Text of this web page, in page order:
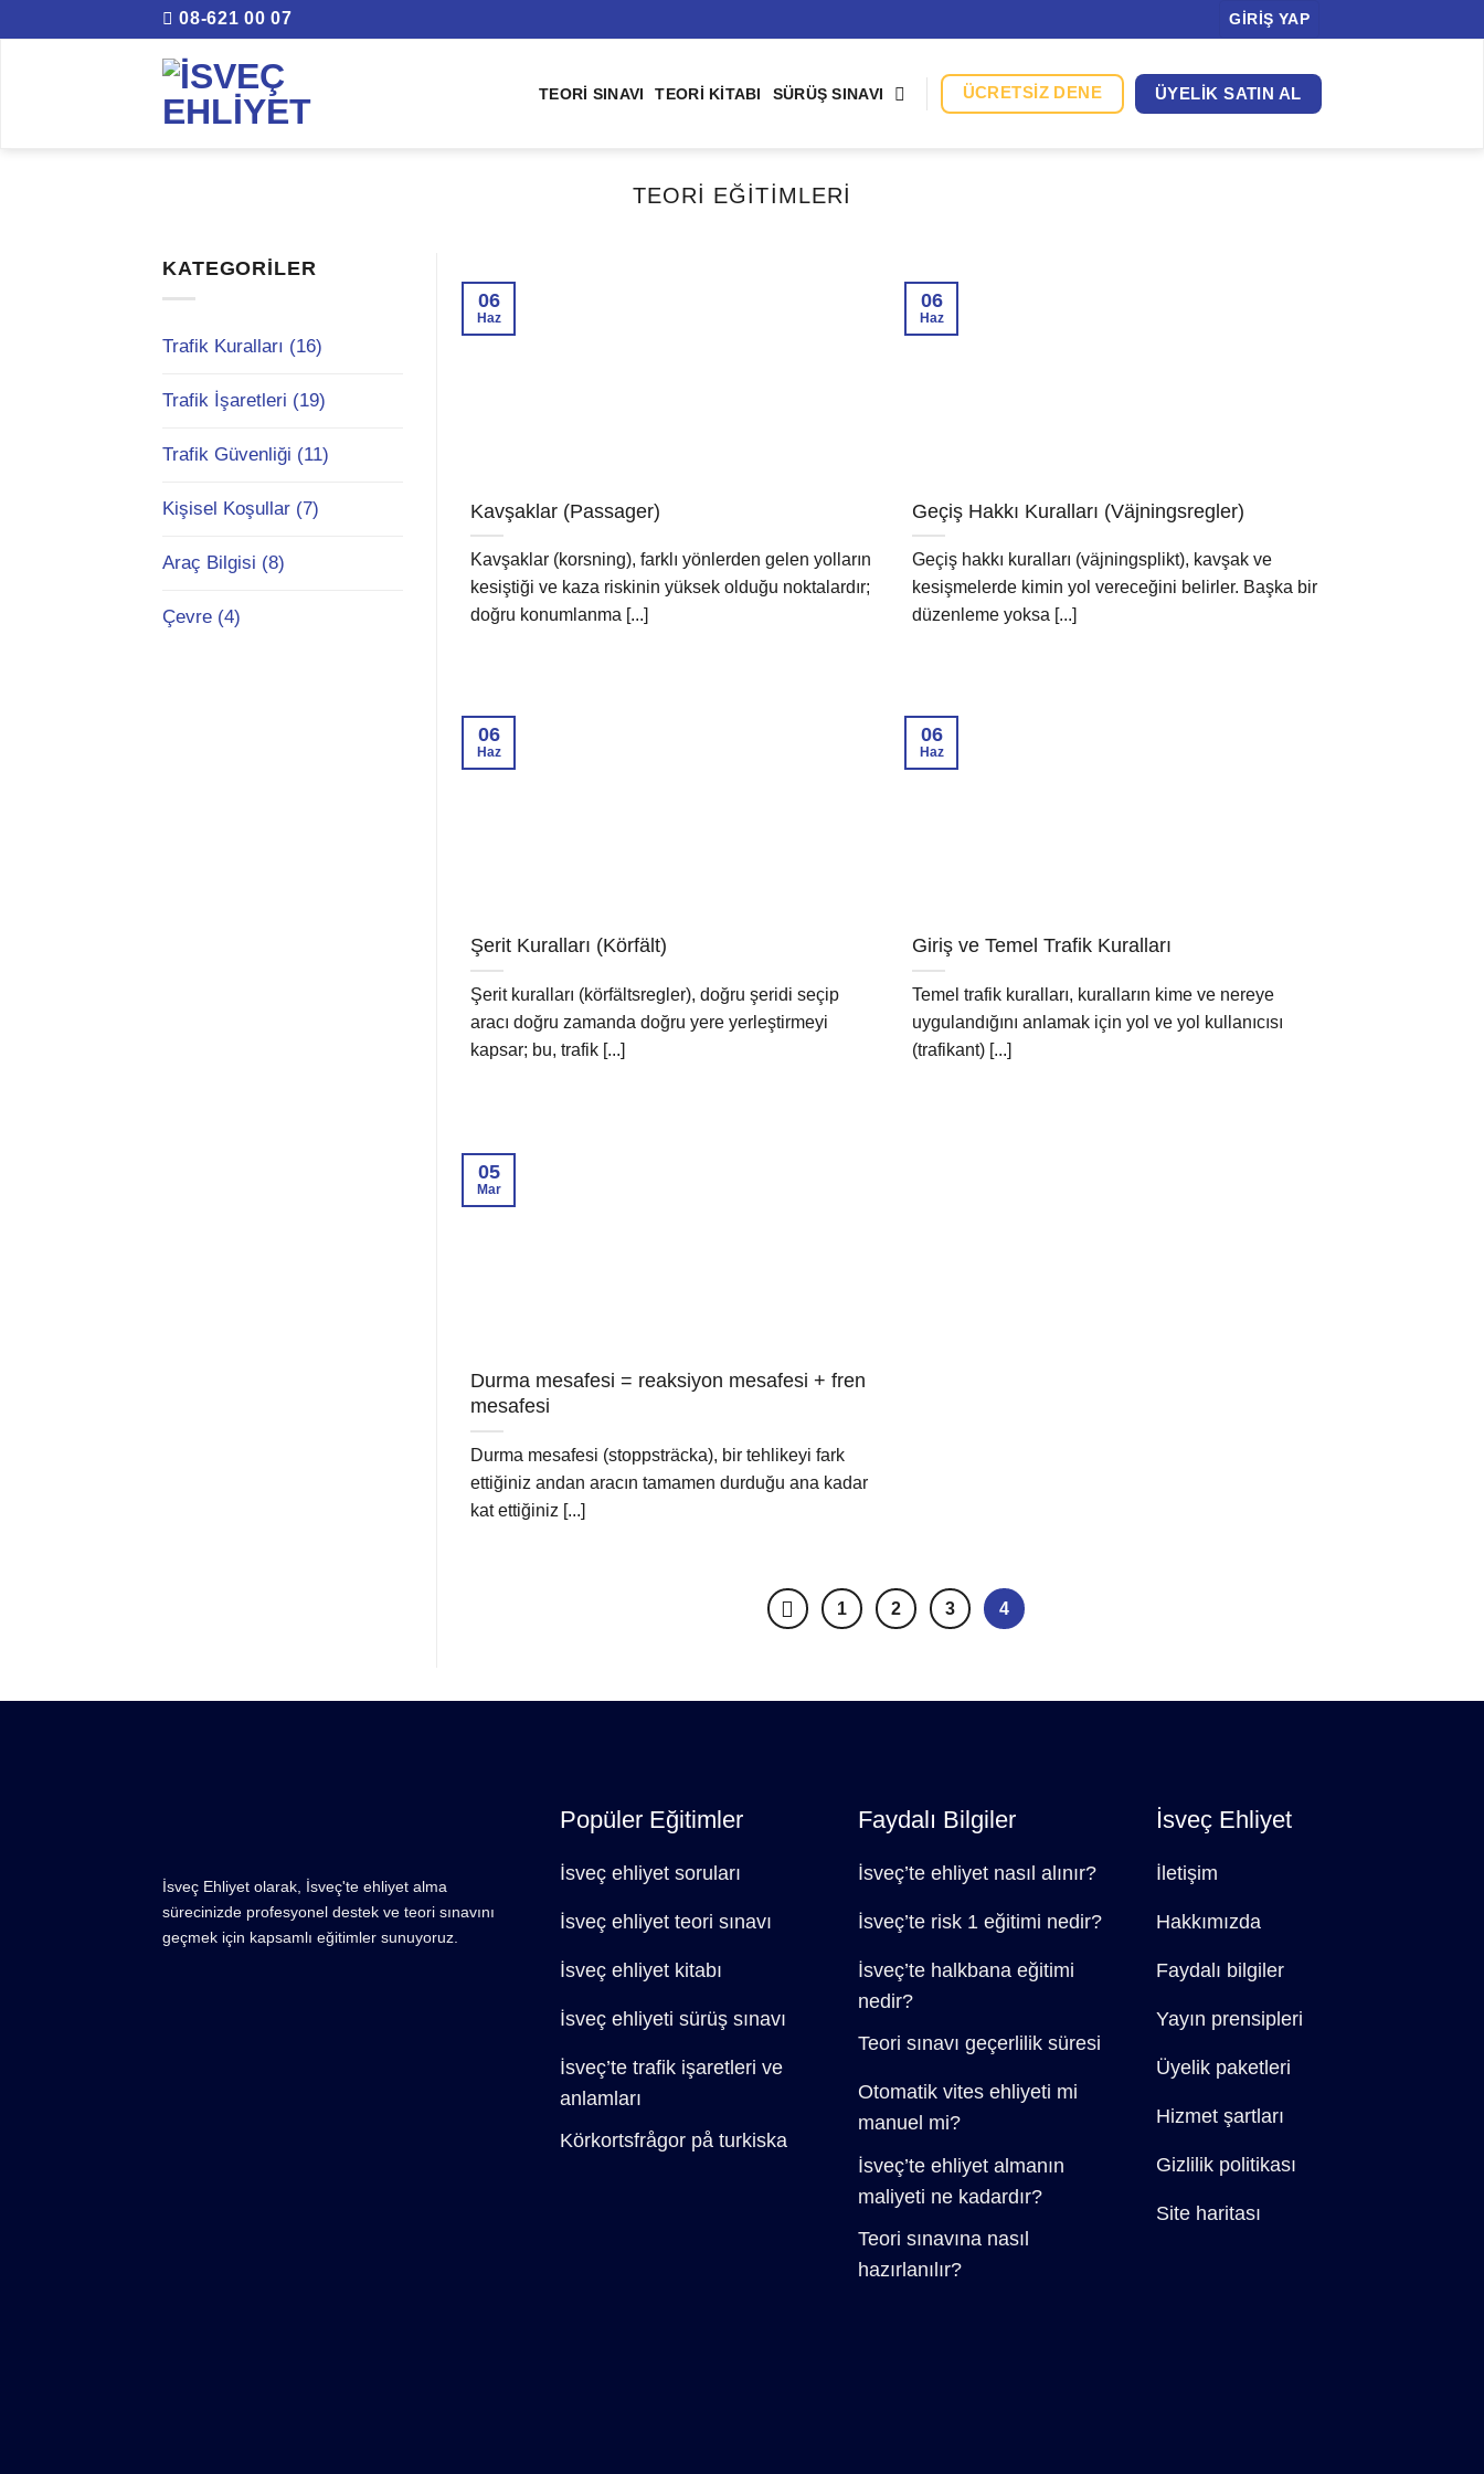
atla
08-621 00 07 GIRIŞ YAP
TEORI SINAVI TEORI KITABI SÜRÜŞ SINAVI ÜCRETSIZ DENE ÜYELIK SATIN AL
TEORI EĞITIMLERI
KATEGORILER
Trafik Kuralları (16)
Trafik İşaretleri (19)
Trafik Güvenliği (11)
Kişisel Koşullar (7)
Araç Bilgisi (8)
Çevre (4)
Kavşaklar (Passager)
Kavşaklar (korsning), farklı yönlerden gelen yolların
kesiştiği ve kaza riskinin yüksek olduğu noktalardır;
doğru konumlanma [...]
06
Haz
Geçiş Hakkı Kuralları (Väjningsregler)
Geçiş hakkı kuralları (väjningsplikt), kavşak ve
kesişmelerde kimin yol vereceğini belirler. Başka bir
düzenleme yoksa [...]
06
Haz
Şerit Kuralları (Körfält)
Şerit kuralları (körfältsregler), doğru şeridi seçip
aracı doğru zamanda doğru yere yerleştirmeyi
kapsar; bu, trafik [...]
06
Haz
Giriş ve Temel Trafik Kuralları
Temel trafik kuralları, kuralların kime ve nereye
uygulandığını anlamak için yol ve yol kullanıcısı
(trafikant) [...]
06
Haz
Durma mesafesi = reaksiyon mesafesi + fren
mesafesi
Durma mesafesi (stoppsträcka), bir tehlikeyi fark
ettiğiniz andan aracın tamamen durduğu ana kadar
kat ettiğiniz [...]
05
Mar
1 2 3 4
İsveç Ehliyet olarak, İsveç'te ehliyet alma
sürecinizde profesyonel destek ve teori sınavını
geçmek için kapsamlı eğitimler sunuyoruz.
Popüler Eğitimler
İsveç ehliyet soruları
İsveç ehliyet teori sınavı
İsveç ehliyet kitabı
İsveç ehliyeti sürüş sınavı
İsveç’te trafik işaretleri ve
anlamları
Körkortsfrågor på turkiska
Faydalı Bilgiler
İsveç’te ehliyet nasıl alınır?
İsveç’te risk 1 eğitimi nedir?
İsveç’te halkbana eğitimi
nedir?
Teori sınavı geçerlilik süresi
Otomatik vites ehliyeti mi
manuel mi?
İsveç’te ehliyet almanın
maliyeti ne kadardır?
Teori sınavına nasıl
hazırlanılır?
İsveç Ehliyet
İletişim
Hakkımızda
Faydalı bilgiler
Yayın prensipleri
Üyelik paketleri
Hizmet şartları
Gizlilik politikası
Site haritası